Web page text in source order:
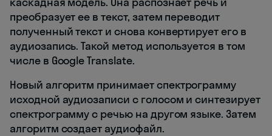
преобразует ее в текст, затем переводит
полученный текст и снова конвертирует его в
аудиозапись. Такой метод используется в том
числе в Google Translate.
Новый алгоритм принимает спектрограмму
исходной аудиозаписи с голосом и синтезирует
спектрограмму с речью на другом языке. Затем
алгоритм создает аудиофайл.